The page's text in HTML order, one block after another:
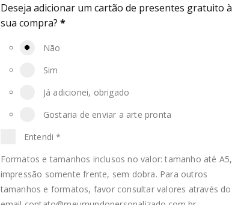
Deseja adicionar um cartão de presentes gratuito à
sua compra? *
Não
Sim
Já adicionei, obrigado
Gostaria de enviar a arte pronta
Entendi *
Formatos e tamanhos inclusos no valor: tamanho até A5,
impressão somente frente, sem dobra. Para outros
tamanhos e formatos, favor consultar valores através do